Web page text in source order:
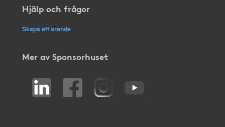
Hjälp och frågor
Skapa ett ärende
Mer av Sponsorhuset